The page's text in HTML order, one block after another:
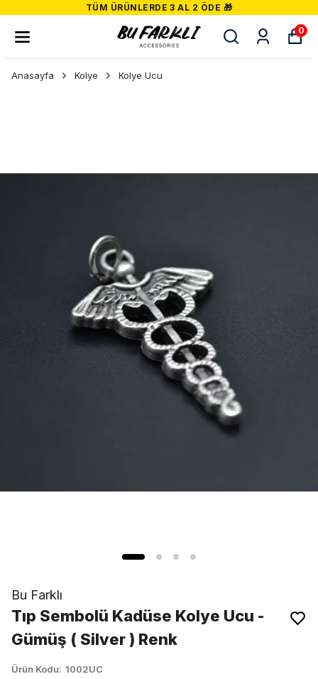
TÜM ÜRÜNLERDE 3 AL 2 ÖDE 🎁
0
Anasayfa Kolye Kolye Ucu
Bu Farklı
Tıp Sembolü Kadüse Kolye Ucu -
Gümüş ( Silver ) Renk
Ürün Kodu: 1002UC